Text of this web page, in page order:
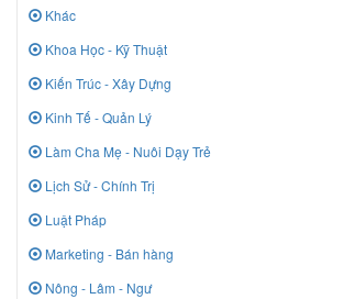
Khác
Khoa Học - Kỹ Thuật
Kiến Trúc - Xây Dựng
Kinh Tế - Quản Lý
Làm Cha Mẹ - Nuôi Dạy Trẻ
Lịch Sử - Chính Trị
Luật Pháp
Marketing - Bán hàng
Nông - Lâm - Ngư